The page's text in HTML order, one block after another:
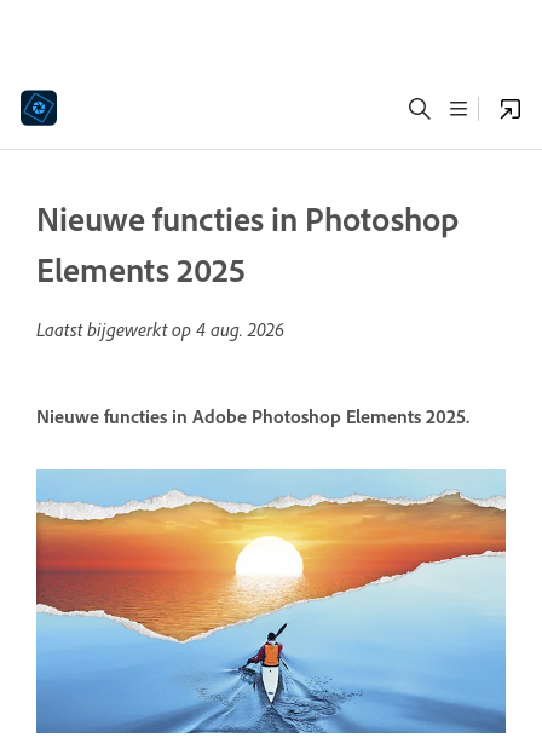
Nieuwe functies in Photoshop
Elements 2025
Laatst bijgewerkt op 4 aug. 2026
Nieuwe functies in Adobe Photoshop Elements 2025.